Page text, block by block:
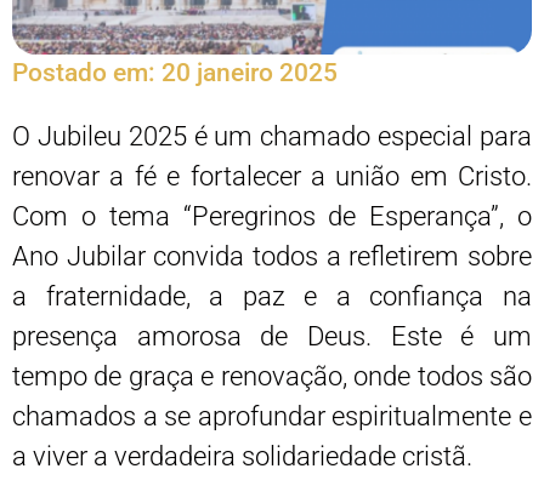
Postado em: 20 janeiro 2025
O Jubileu 2025 é um chamado especial para
renovar a fé e fortalecer a união em Cristo.
Com o tema “Peregrinos de Esperança”, o
Ano Jubilar convida todos a refletirem sobre
a fraternidade, a paz e a confiança na
presença amorosa de Deus. Este é um
tempo de graça e renovação, onde todos são
chamados a se aprofundar espiritualmente e
a viver a verdadeira solidariedade cristã.